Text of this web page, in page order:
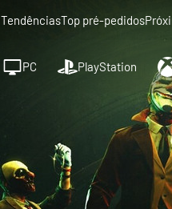
TendênciasTop pré-pedidos
PC PlayStation